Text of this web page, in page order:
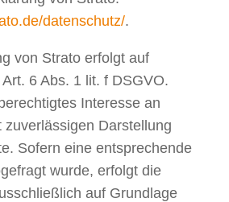
datenschutz/.
von Strato erfolgt auf
6 Abs. 1 lit. f DSGVO.
Interesse an
zuverlässigen Darstellung
Sofern eine entsprechende
wurde, erfolgt die
auf Grundlage